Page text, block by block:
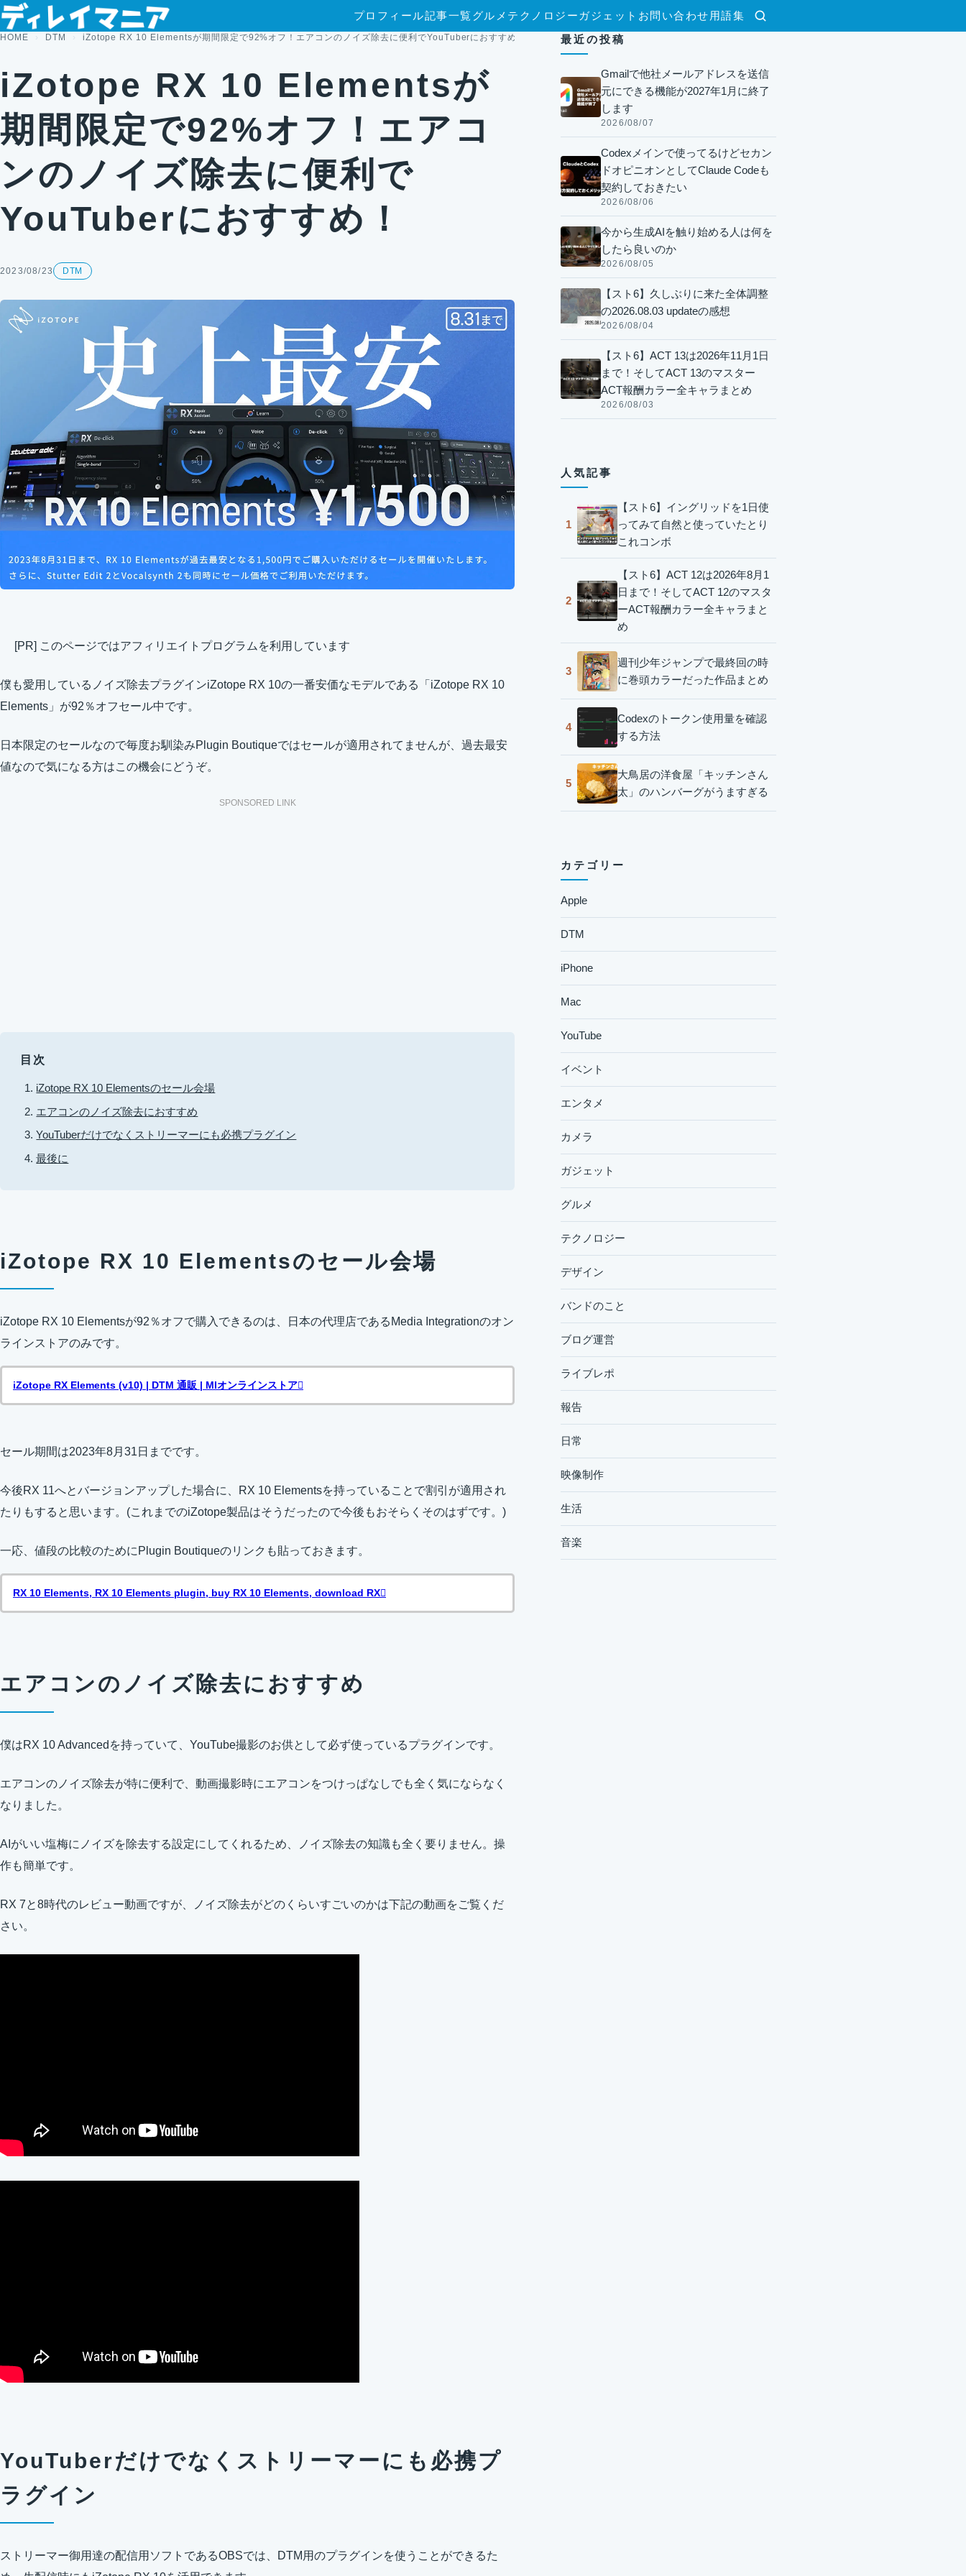
コンテンツへスキップ
検索
プロフィール記事一覧グルメ テクノロジー ガジェット お問い合わせ 用語集
HOME DTM iZotope RX 10 Elementsが期間限定で92%オフ！エアコンのノイズ除去に便利でYouTuberにおすすめ！
iZotope RX 10 Elementsが
期間限定で92%オフ！エアコ
ンのノイズ除去に便利で
YouTuberにおすすめ！
2023/08/23 DTM
[PR] このページではアフィリエイトプログラムを利用しています
僕も愛用しているノイズ除去プラグインiZotope RX 10の一番安価なモデルである「iZotope RX 10
Elements」が92％オフセール中です。
日本限定のセールなので毎度お馴染みPlugin Boutiqueではセールが適用されてませんが、過去最安
値なので気になる方はこの機会にどうぞ。
SPONSORED LINK
目次
iZotope RX 10 Elementsのセール会場
エアコンのノイズ除去におすすめ
YouTuberだけでなくストリーマーにも必携プラグイン
最後に
iZotope RX 10 Elementsのセール会場
iZotope RX 10 Elementsが92％オフで購入できるのは、日本の代理店であるMedia Integrationのオン
ラインストアのみです。
iZotope RX Elements (v10) | DTM 通販 | MIオンラインストア
セール期間は2023年8月31日までです。
今後RX 11へとバージョンアップした場合に、RX 10 Elementsを持っていることで割引が適用され
たりもすると思います。(これまでのiZotope製品はそうだったので今後もおそらくそのはずです。)
一応、値段の比較のためにPlugin Boutiqueのリンクも貼っておきます。
RX 10 Elements, RX 10 Elements plugin, buy RX 10 Elements, download RX
エアコンのノイズ除去におすすめ
僕はRX 10 Advancedを持っていて、YouTube撮影のお供として必ず使っているプラグインです。
エアコンのノイズ除去が特に便利で、動画撮影時にエアコンをつけっぱなしでも全く気にならなく
なりました。
AIがいい塩梅にノイズを除去する設定にしてくれるため、ノイズ除去の知識も全く要りません。操
作も簡単です。
RX 7と8時代のレビュー動画ですが、ノイズ除去がどのくらいすごいのかは下記の動画をご覧くだ
さい。
YouTuberだけでなくストリーマーにも必携プ
ラグイン
ストリーマー御用達の配信用ソフトであるOBSでは、DTM用のプラグインを使うことができるた
最近の投稿
Gmailで他社メールアドレスを送信
元にできる機能が2027年1月に終了
します
2026/08/07
Codexメインで使ってるけどセカン
ドオピニオンとしてClaude Codeも
契約しておきたい
2026/08/06
今から生成AIを触り始める人は何を
したら良いのか
2026/08/05
【スト6】久しぶりに来た全体調整
の2026.08.03 updateの感想
2026/08/04
【スト6】ACT 13は2026年11月1日
まで！そしてACT 13のマスター
ACT報酬カラー全キャラまとめ
2026/08/03
人気記事
1
【スト6】イングリッドを1日使
ってみて自然と使っていたとり
これコンボ
2
【スト6】ACT 12は2026年8月1
日まで！そしてACT 12のマスタ
ーACT報酬カラー全キャラまと
め
3
週刊少年ジャンプで最終回の時
に巻頭カラーだった作品まとめ
4
Codexのトークン使用量を確認
する方法
5
大鳥居の洋食屋「キッチンさん
太」のハンバーグがうますぎる
カテゴリー
Apple
DTM
iPhone
Mac
YouTube
イベント
エンタメ
カメラ
ガジェット
グルメ
テクノロジー
デザイン
バンドのこと
ブログ運営
ライブレポ
報告
日常
映像制作
生活
音楽